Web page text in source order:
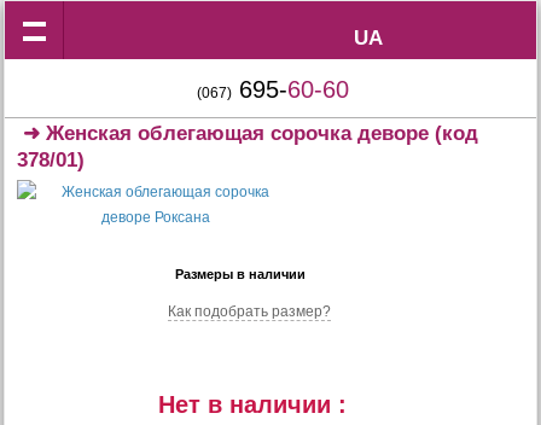
UA
UA
(067) 695-60-60
➜Женская облегающая сорочка деворе (код
378/01)
Размеры в наличии
Как подобрать размер?
Нет в наличии :